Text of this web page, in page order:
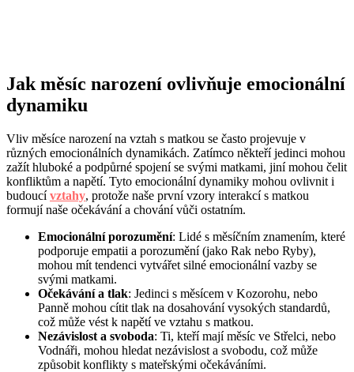
Jak měsíc narození ovlivňuje emocionální
dynamiku
Vliv měsíce narození na vztah s matkou se často projevuje v
různých emocionálních dynamikách. Zatímco někteří jedinci mohou
zažít hluboké a podpůrné spojení se svými matkami, jiní mohou čelit
konfliktům a napětí. Tyto emocionální dynamiky mohou ovlivnit i
budoucívztahy, protože naše první vzory interakcí s matkou
formují naše očekávání a chování vůči ostatním.
Emocionální porozumění: Lidé s měsíčním znamením, které
podporuje empatii a porozumění (jako Rak nebo Ryby),
mohou mít tendenci vytvářet silné emocionální vazby se
svými matkami.
Očekávání a tlak: Jedinci s měsícem v Kozorohu, nebo
Panně mohou cítit tlak na dosahování vysokých standardů,
což může vést k napětí ve vztahu s matkou.
Nezávislost a svoboda: Ti, kteří mají měsíc ve Střelci, nebo
Vodnáři, mohou hledat nezávislost a svobodu, což může
způsobit konflikty s mateřskými očekáváními.